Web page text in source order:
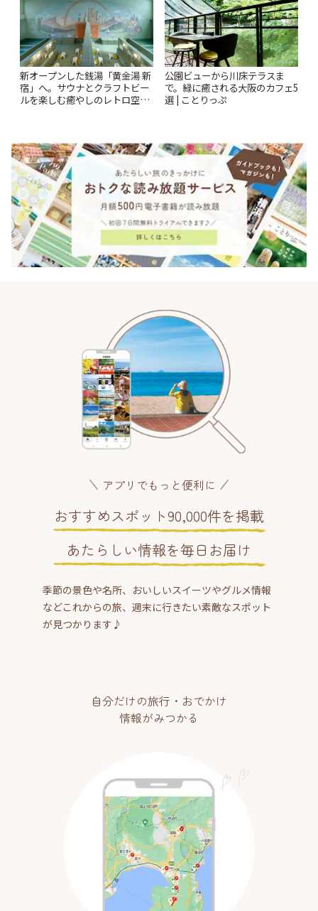
新オープンした銭湯「黄金湯 新
宿」へ。サウナとクラフトビー
ルを楽しむ癒やしのレトロ空間
公園ビューから川床テラスま
で。緑に癒される大阪のカフェ5
選 | ことりっぷ
アプリでもっと便利に
おすすめスポット90,000件を掲載
あたらしい情報を毎日お届け
季節の景色や名所、おいしいスイーツやグルメ情報
などこれからの旅、週末に行きたい素敵なスポット
が見つかります♪
自分だけの旅行・おでかけ
情報がみつかる